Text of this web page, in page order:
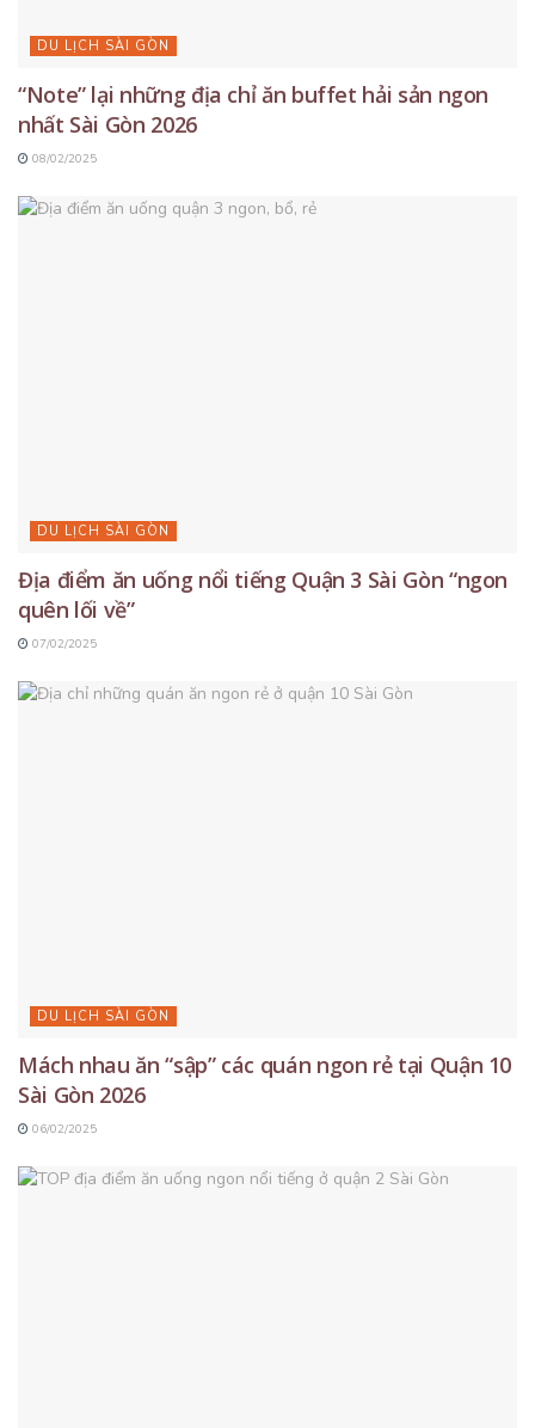
DU LỊCH SÀI GÒN
“Note” lại những địa chỉ ăn buffet hải sản ngon
nhất Sài Gòn 2026
08/02/2025
DU LỊCH SÀI GÒN
Địa điểm ăn uống nổi tiếng Quận 3 Sài Gòn “ngon
quên lối về”
07/02/2025
DU LỊCH SÀI GÒN
Mách nhau ăn “sập” các quán ngon rẻ tại Quận 10
Sài Gòn 2026
06/02/2025